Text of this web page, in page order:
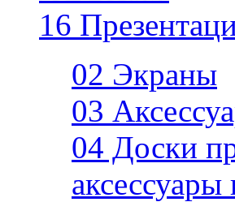
16
02 Экраны
03
04 Доски